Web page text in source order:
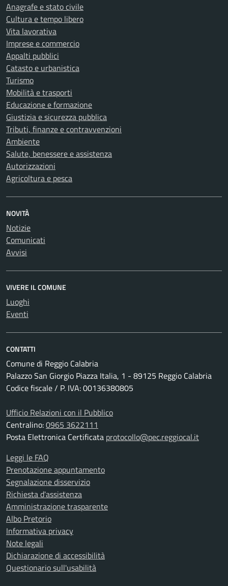
Anagrafe e stato civile
Cultura e tempo libero
Vita lavorativa
Imprese e commercio
Appalti pubblici
Catasto e urbanistica
Turismo
Mobilità e trasporti
Educazione e formazione
Giustizia e sicurezza pubblica
Tributi, finanze e contravvenzioni
Ambiente
Salute, benessere e assistenza
Autorizzazioni
Agricoltura e pesca
NOVITÀ
Notizie
Comunicati
Avvisi
VIVERE IL COMUNE
Luoghi
Eventi
CONTATTI
Comune di Reggio Calabria
Palazzo San Giorgio Piazza Italia, 1 - 89125 Reggio Calabria
Codice fiscale / P. IVA: 00136380805
Ufficio Relazioni con il Pubblico
Centralino:0965 3622111
Posta Elettronica Certificata protocollo@pec.reggiocal.it
Leggi le FAQ
Prenotazione appuntamento
Segnalazione disservizio
Richiesta d'assistenza
Amministrazione trasparente
Albo Pretorio
Informativa privacy
Note legali
Dichiarazione di accessibilità
Questionario sull'usabilità